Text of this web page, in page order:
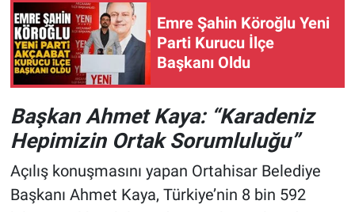
Emre Şahin Köroğlu Yeni
Parti Kurucu İlçe
Başkanı Oldu
Başkan Ahmet Kaya: “Karadeniz
Hepimizin Ortak Sorumluluğu”
Açılış konuşmasını yapan Ortahisar Belediye
Başkanı Ahmet Kaya, Türkiye’nin 8 bin 592